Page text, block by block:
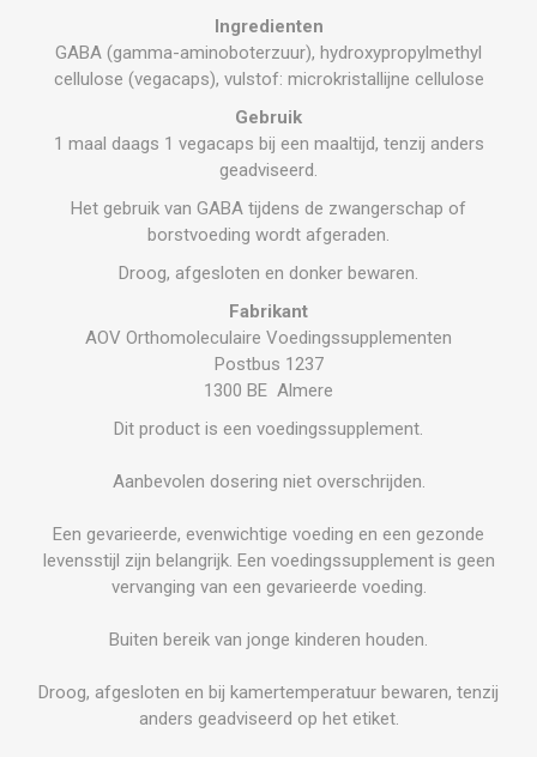
Ingredienten
GABA (gamma-aminoboterzuur), hydroxypropylmethyl
cellulose (vegacaps), vulstof: microkristallijne cellulose
Gebruik
1 maal daags 1 vegacaps bij een maaltijd, tenzij anders
geadviseerd.
Het gebruik van GABA tijdens de zwangerschap of
borstvoeding wordt afgeraden.
Droog, afgesloten en donker bewaren.
Fabrikant
AOV Orthomoleculaire Voedingssupplementen
Postbus 1237
1300 BE Almere
Dit product is een voedingssupplement.
Aanbevolen dosering niet overschrijden.
Een gevarieerde, evenwichtige voeding en een gezonde
levensstijl zijn belangrijk. Een voedingssupplement is geen
vervanging van een gevarieerde voeding.
Buiten bereik van jonge kinderen houden.
Droog, afgesloten en bij kamertemperatuur bewaren, tenzij
anders geadviseerd op het etiket.